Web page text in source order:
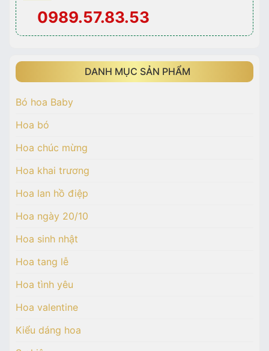
0989.57.83.53
DANH MỤC SẢN PHẨM
Bó hoa Baby
Hoa bó
Hoa chúc mừng
Hoa khai trương
Hoa lan hồ điệp
Hoa ngày 20/10
Hoa sinh nhật
Hoa tang lễ
Hoa tình yêu
Hoa valentine
Kiểu dáng hoa